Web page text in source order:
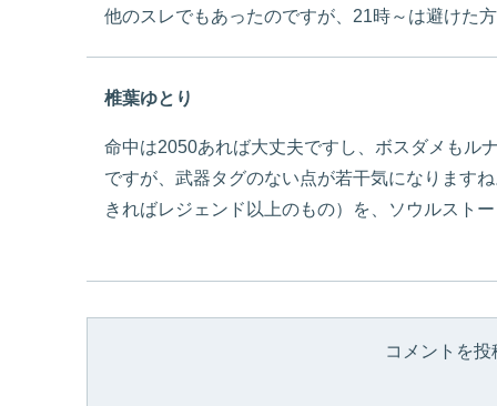
他のスレでもあったのですが、21時～は避けた
椎葉ゆとり
命中は2050あれば大丈夫ですし、ボスダメもル
ですが、武器タグのない点が若干気になります
きればレジェンド以上のもの）を、ソウルスト
コメントを